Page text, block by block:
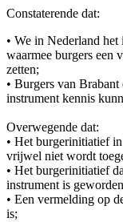
Constaterende dat:
• We in Nederland
waarmee burgers een
zetten;
• Burgers van
instrument kennis
Overwegende dat:
• Het burgerinitiatief
vrijwel niet wordt
• Het burgerinitiatief
instrument is
• Een vermelding op
is;